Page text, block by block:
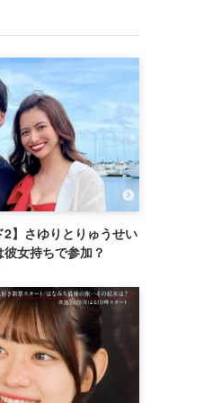
2】さゆりとりゅうせい
女持ちで参加？